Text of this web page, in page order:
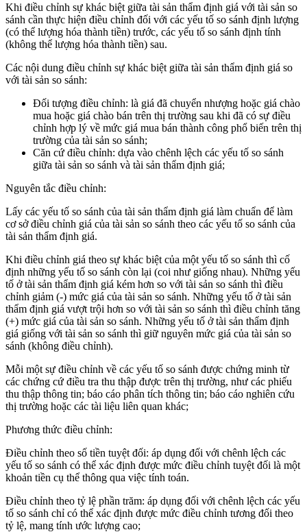
Khi điều chỉnh sự khác biệt giữa tài sản thẩm định giá với tài sản so
sánh cần thực hiện điều chỉnh đối với các yếu tố so sánh định lượng
(có thể lượng hóa thành tiền) trước, các yếu tố so sánh định tính
(không thể lượng hóa thành tiền) sau.
Các nội dung điều chỉnh sự khác biệt giữa tài sản thẩm định giá so
với tài sản so sánh:
Đối tượng điều chỉnh: là giá đã chuyển nhượng hoặc giá chào
mua hoặc giá chào bán trên thị trường sau khi đã có sự điều
chỉnh hợp lý về mức giá mua bán thành công phổ biến trên thị
trường của tài sản so sánh;
Căn cứ điều chỉnh: dựa vào chênh lệch các yếu tố so sánh
giữa tài sản so sánh và tài sản thẩm định giá;
Nguyên tắc điều chỉnh:
Lấy các yếu tố so sánh của tài sản thẩm định giá làm chuẩn để làm
cơ sở điều chỉnh giá của tài sản so sánh theo các yếu tố so sánh của
tài sản thẩm định giá.
Khi điều chỉnh giá theo sự khác biệt của một yếu tố so sánh thì cố
định những yếu tố so sánh còn lại (coi như giống nhau). Những yếu
tố ở tài sản thẩm định giá kém hơn so với tài sản so sánh thì điều
chỉnh giảm (-) mức giá của tài sản so sánh. Những yếu tố ở tài sản
thẩm định giá vượt trội hơn so với tài sản so sánh thì điều chỉnh tăng
(+) mức giá của tài sản so sánh. Những yếu tố ở tài sản thẩm định
giá giống với tài sản so sánh thì giữ nguyên mức giá của tài sản so
sánh (không điều chỉnh).
Mỗi một sự điều chỉnh về các yếu tố so sánh được chứng minh từ
các chứng cứ điều tra thu thập được trên thị trường, như các phiếu
thu thập thông tin; báo cáo phân tích thông tin; báo cáo nghiên cứu
thị trường hoặc các tài liệu liên quan khác;
Phương thức điều chỉnh:
Điều chỉnh theo số tiền tuyệt đối: áp dụng đối với chênh lệch các
yếu tố so sánh có thể xác định được mức điều chỉnh tuyệt đối là một
khoản tiền cụ thể thông qua việc tính toán.
Điều chỉnh theo tỷ lệ phần trăm: áp dụng đối với chênh lệch các yếu
tố so sánh chỉ có thể xác định được mức điều chỉnh tương đối theo
tỷ lệ, mang tính ước lượng cao;